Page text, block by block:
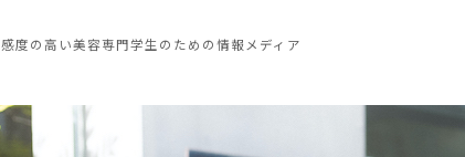
感度の高い美容専門学生のための情報メディア